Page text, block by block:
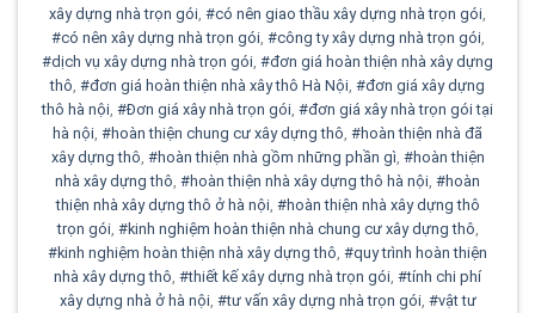
xây dựng nhà trọn gói #có nên giao thầu xây dựng nhà trọn gói
#có nên xây dựng nhà trọn gói #công ty xây dựng nhà trọn gói
#dịch vụ xây dựng nhà trọn gói #đơn giá hoàn thiện nhà xây dựng
thô #đơn giá hoàn thiện nhà xây thô Hà Nội #đơn giá xây dựng
thô hà nội #Đơn giá xây nhà trọn gói #đơn giá xây nhà trọn gói tại
hà nội #hoàn thiện chung cư xây dựng thô #hoàn thiện nhà đã
xây dựng thô #hoàn thiện nhà gồm những phần gì #hoàn thiện
nhà xây dựng thô #hoàn thiện nhà xây dựng thô hà nội #hoàn
thiện nhà xây dựng thô ở hà nội #hoàn thiện nhà xây dựng thô
trọn gói #kinh nghiệm hoàn thiện nhà chung cư xây dựng thô
#kinh nghiệm hoàn thiện nhà xây dựng thô #quy trình hoàn thiện
nhà xây dựng thô #thiết kế xây dựng nhà trọn gói #tính chi phí
xây dựng nhà ở hà nội #tư vấn xây dựng nhà trọn gói #vật tư